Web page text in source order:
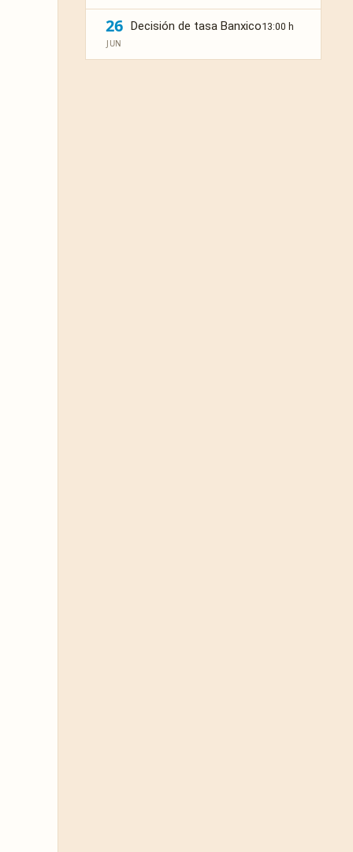
26
JUN
Decisión de tasa Banxico13:00 h